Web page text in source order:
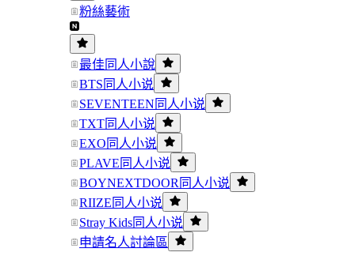
粉絲藝術
最佳同人小說
BTS同人小说
SEVENTEEN同人小说
TXT同人小说
EXO同人小说
PLAVE同人小说
BOYNEXTDOOR同人小说
RIIZE同人小说
Stray Kids同人小说
申請名人討論區